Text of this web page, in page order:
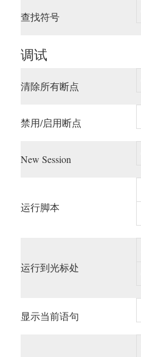
查找符号
调试
清除所有断点
禁用/启用断点
New Session
运行脚本
运行到光标处
显示当前语句